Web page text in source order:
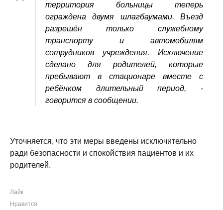
территория больницы теперь
ограждена двумя шлагбаумами. Въезд
разрешён только служебному
транспорту и автомобилям
сотрудников учреждения. Исключение
сделано для родителей, которые
пребывают в стационаре вместе с
ребёнком длительный период, -
говорится в сообщении.
Уточняется, что эти меры введены исключительно
ради безопасности и спокойствия пациентов и их
родителей.
Лайк
Нравится